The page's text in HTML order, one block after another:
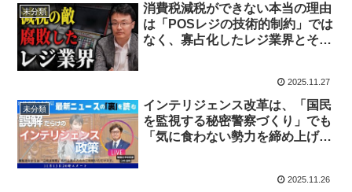
未分類
消費税減税ができない本当の理由
は「POSレジの技術的制約」では
なく、寡占化したレジ業界とそれ
2025.11.27
未分類
インテリジェンス改革は、「国民
を監視する秘密警察づくり」でも
「気に食わない勢力を締め上げる
るための“頭脳（司令塔）をきち
2025.11.26